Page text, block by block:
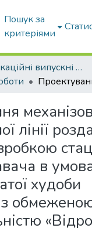
Пошук за
критеріями
Кваліфікаційні випускні роботи бакалаврів і магістрів
лінії
в
худоби
з